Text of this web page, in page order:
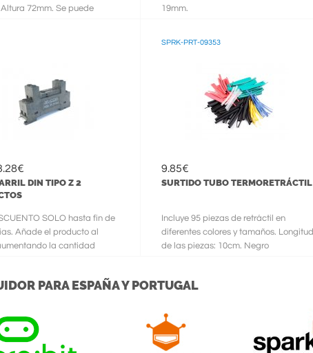
Altura 72mm. Se puede
19mm.
DIN TIPO Z 2
SOLO hasta fin de
Añade el producto al
la cantidad
SPRK-PRT-09353
9.85€
SURTIDO TUBO TERMORETRÁCTIL
Incluye 95 piezas de retráctil en
diferentes colores y tamaños. Longitud
de las piezas: 10cm. Negro
PARA ESPAÑA Y PORTUGAL